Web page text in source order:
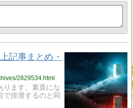
記事まとめ・
2829534.html
ります。素直にな
で排泄するのと同